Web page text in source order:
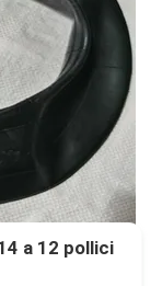
a 12 pollici